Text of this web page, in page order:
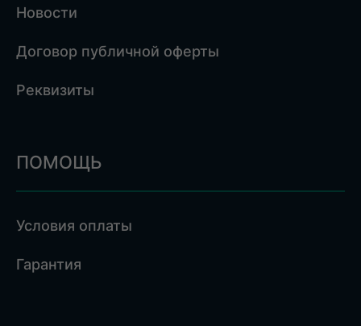
Новости
Договор публичной оферты
Реквизиты
ПОМОЩЬ
Условия оплаты
Гарантия